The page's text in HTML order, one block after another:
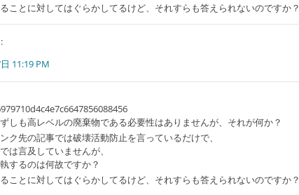
ことに対してはぐらかしてるけど、それすらも答えられないのですか？
11:19 PM
しも高レベルの廃棄物である必要性はありませんが、それが何か？
ク先の記事では破壊活動防止を言っているだけで、
は言及していませんが、
するのは何故ですか？
ことに対してはぐらかしてるけど、それすらも答えられないのですか？